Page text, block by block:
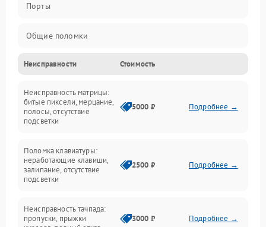
Порты
Общие поломки
Устройства
Программные ошибки
Электрические и системные сбои
Интерфейсные проблемы
Батарея
Сеть и интернет
Неисправности Стоимость
Неисправность матрицы:
битые пиксели, мерцание,
полосы, отсутствие
подсветки
5000 ₽ Подробнее →
Поломка клавиатуры:
неработающие клавиши,
залипание, отсутствие
подсветки
2500 ₽ Подробнее →
Неисправность тачпада:
пропуски, прыжки
3000 ₽ Подробнее →